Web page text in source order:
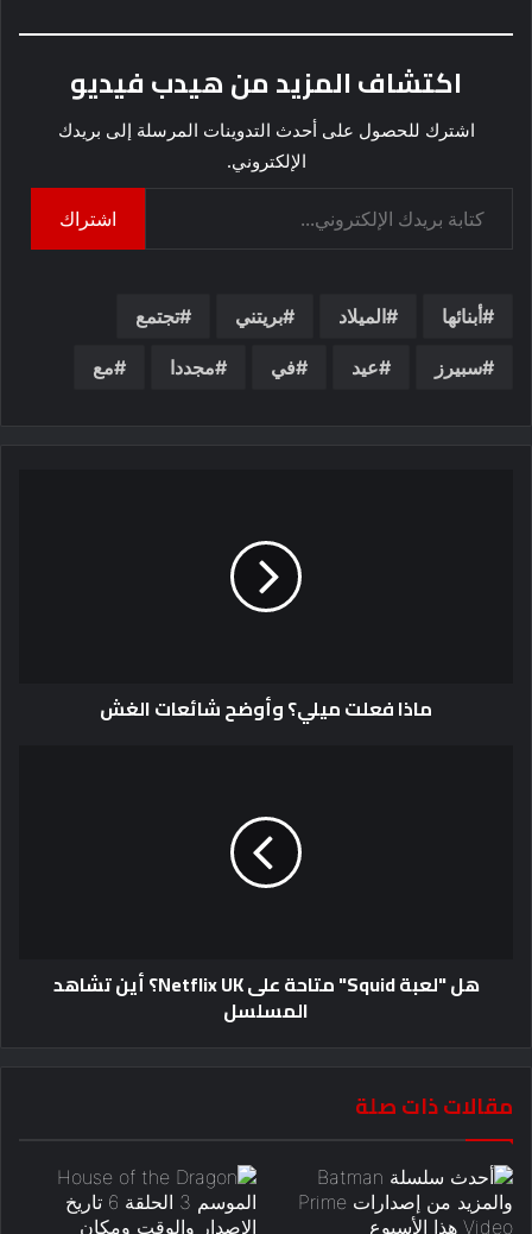
اكتشاف المزيد من هيدب فيديو
اشترك للحصول على أحدث التدوينات المرسلة إلى بريدك
الإلكتروني.
اشتراك
أبنائها الميلاد بريتني تجتمع
سبيرز عيد في مجددا مع
ماذا فعلت ميلي؟ وأوضح شائعات الغش
هل "لعبة Squid" متاحة على Netflix UK؟ أين تشاهد
المسلسل
مقالات ذات صلة